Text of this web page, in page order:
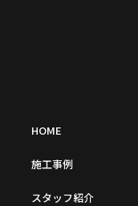
HOME
施工事例
スタッフ紹介